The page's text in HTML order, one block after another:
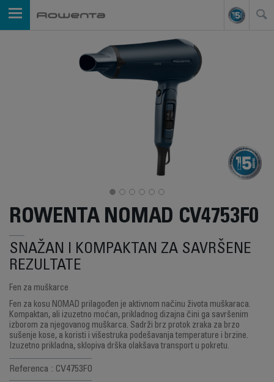
ROWENTA NOMAD CV4753F0
SNAŽAN I KOMPAKTAN ZA SAVRŠENE
REZULTATE
Fen za muškarce
Fen za kosu NOMAD prilagođen je aktivnom načinu života muškaraca.
Kompaktan, ali izuzetno moćan, prikladnog dizajna čini ga savršenim
izborom za njegovanog muškarca. Sadrži brz protok zraka za brzo
sušenje kose, a koristi i višestruka podešavanja temperature i brzine.
Izuzetno prikladna, sklopiva drška olakšava transport u pokretu.
Referenca : CV4753F0